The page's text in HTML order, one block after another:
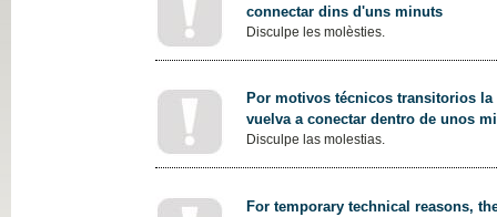
connectar dins d'uns minuts
Disculpe les molèsties.
Por motivos técnicos transitorios
vuelva a conectar dentro de unos
Disculpe las molestias.
For temporary technical reasons,